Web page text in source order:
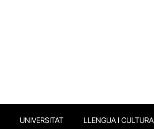
UNIVERSITAT LLENGUA I CULTURA